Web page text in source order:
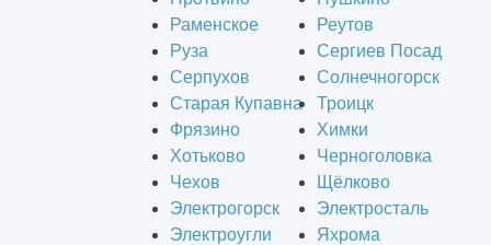
Раменское
Реутов
Руза
Сергиев Посад
Серпухов
Солнечногорск
Старая Купавна
Троицк
Фрязино
Химки
Хотьково
Черноголовка
Чехов
Щёлково
Электрогорск
Электросталь
Электроугли
Яхрома